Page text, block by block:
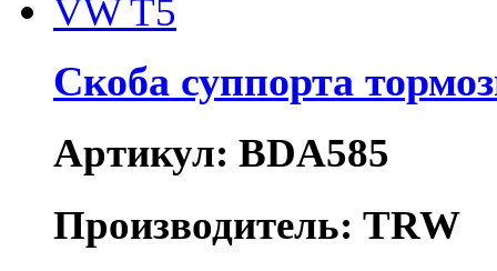
Скоба суппорта
Артикул: BDA585
Производитель: TRW